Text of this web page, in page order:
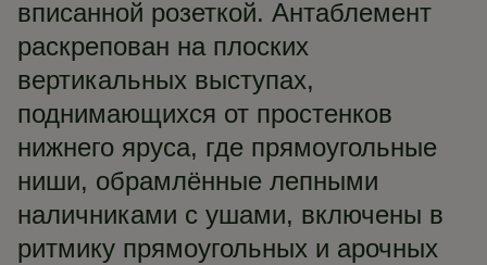
вписанной розеткой. Антаблемент
раскрепован на плоских
вертикальных выступах,
поднимающихся от простенков
нижнего яруса, где прямоугольные
ниши, обрамлённые лепными
наличниками с ушами, включены в
ритмику прямоугольных и арочных